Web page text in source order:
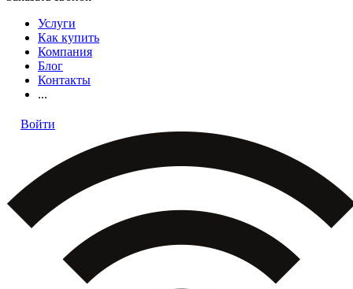
Услуги
Как купить
Компания
Блог
Контакты
...
Войти